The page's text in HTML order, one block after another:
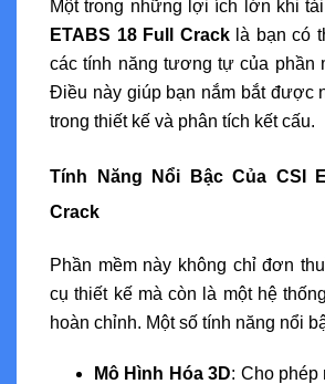
Một trong những lợi ích lớn khi
ETABS 18 Full Cracklà bạn có
các tính năng tương tự của phần
Điều này giúp bạn nắm bắt được
trong thiết kế và phân tích kết cấu.
Tính Năng Nổi Bậc Của CSI
Crack
Phần mềm này không chỉ đơn
cụ thiết kế mà còn là một hệ
hoàn chỉnh. Một số tính năng nổi
Mô Hình Hóa 3D: Cho